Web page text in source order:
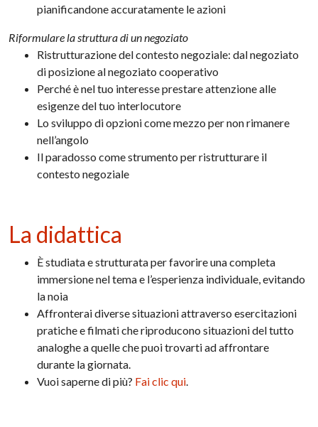
pianificandone accuratamente le azioni
Riformulare la struttura di un negoziato
Ristrutturazione del contesto negoziale: dal negoziato
di posizione al negoziato cooperativo
Perché è nel tuo interesse prestare attenzione alle
esigenze del tuo interlocutore
Lo sviluppo di opzioni come mezzo per non rimanere
nell’angolo
Il paradosso come strumento per ristrutturare il
contesto negoziale
La didattica
È studiata e strutturata per favorire una completa
immersione nel tema e l’esperienza individuale, evitando
la noia
Affronterai diverse situazioni attraverso esercitazioni
pratiche e filmati che riproducono situazioni del tutto
analoghe a quelle che puoi trovarti ad affrontare
durante la giornata.
Vuoi saperne di più? Fai clic qui.